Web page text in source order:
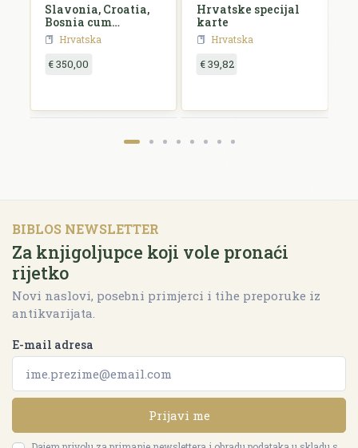
Slavonia, Croatia,
Bosnia cum
Dalmatiae parte
Hrvatska
€ 350,00
Hrvatske specijal
karte
Hrvatska
€ 39,82
BIBLOS NEWSLETTER
Za knjigoljupce koji vole pronaći
rijetko
Novi naslovi, posebni primjerci i tihe preporuke iz
antikvarijata.
E-mail adresa
Prijavi me